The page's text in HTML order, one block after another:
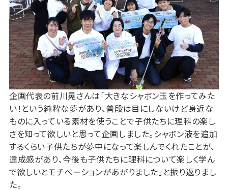
企画代表の前川晃さんは「大きなシャボン玉を作ってみた
い！という純粋な夢があり、普段は目にしないけど身近な
ものに入っている素材を使うことで子供たちに理科の楽し
さを知って欲しいと思って企画しました。シャボン液を追加
するくらい子供たちが夢中になって楽しんでくれたことが、
達成感があり、今後も子供たちに理科について楽しく学ん
で欲しいとモチベーションがあがりました」と振り返りまし
た。